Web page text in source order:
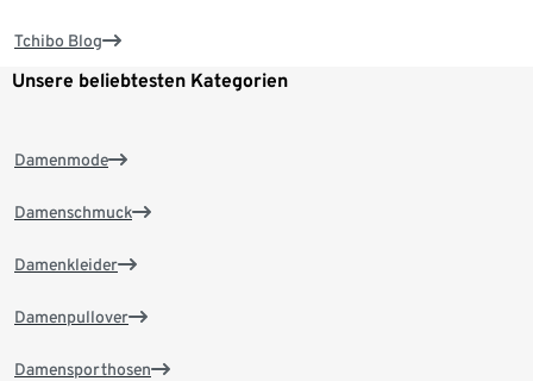
Tchibo Blog
Unsere beliebtesten Kategorien
Damenmode
Damenschmuck
Damenkleider
Damenpullover
Damensporthosen